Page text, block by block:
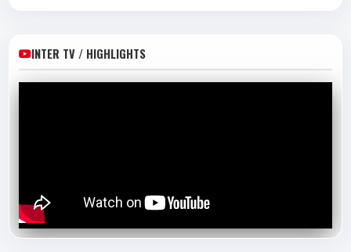
Ajude a eleger o Craque do Jogo!
(Vote apenas se você assistiu a partida e uma
SERGIO ROCHET
G
INTER TV / HIGHLIGHTS